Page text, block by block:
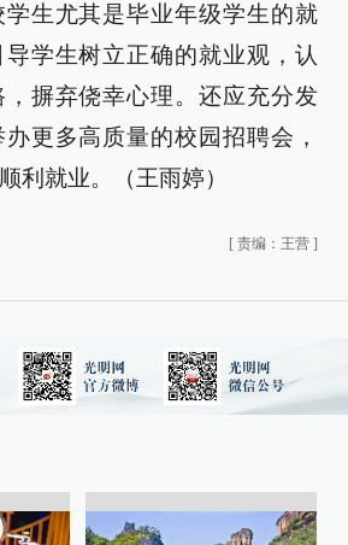
生尤其是毕业年级学生的就
学生树立正确的就业观，认
摒弃侥幸心理。还应充分发
更多高质量的校园招聘会，
利就业。（王雨婷）
[ 责编：王营 ]